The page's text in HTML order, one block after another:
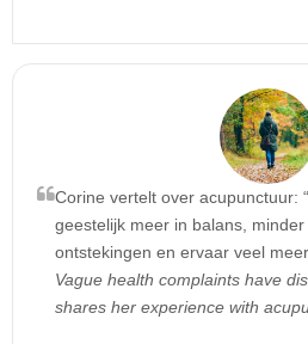
Corine vertelt over acupunctuur:
geestelijk meer in balans,
ontstekingen en ervaar veel
Vague health complaints have
shares her experience with